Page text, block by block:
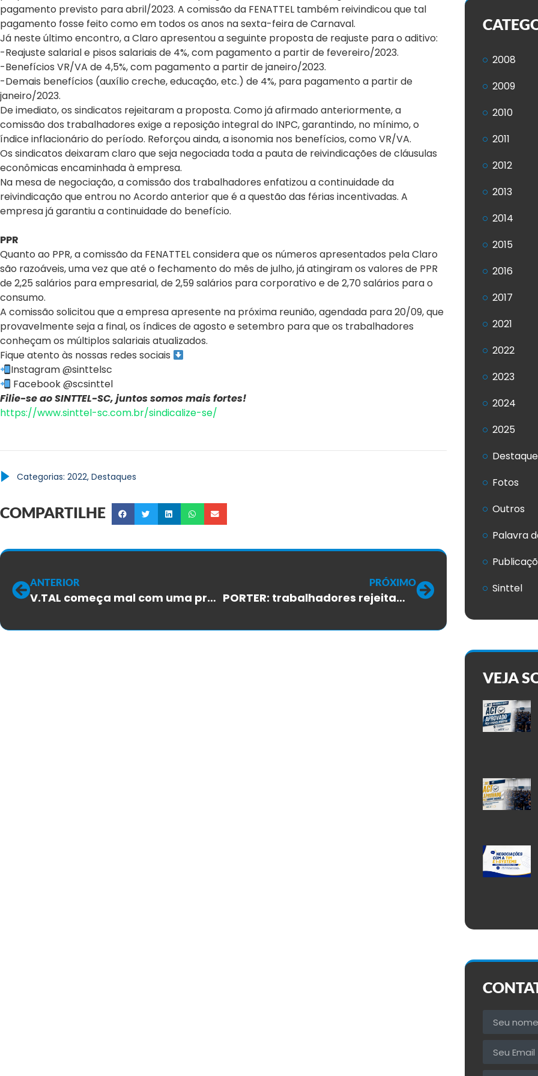
pagamento previsto para abril/2023. A comissão da FENATTEL também reivindicou que tal
pagamento fosse feito como em todos os anos na sexta-feira de Carnaval.
Já neste último encontro, a Claro apresentou a seguinte proposta de reajuste para o aditivo:
-Reajuste salarial e pisos salariais de 4%, com pagamento a partir de fevereiro/2023.
-Benefícios VR/VA de 4,5%, com pagamento a partir de janeiro/2023.
-Demais benefícios (auxílio creche, educação, etc.) de 4%, para pagamento a partir de
janeiro/2023.
De imediato, os sindicatos rejeitaram a proposta. Como já afirmado anteriormente, a
comissão dos trabalhadores exige a reposição integral do INPC, garantindo, no mínimo, o
índice inflacionário do período. Reforçou ainda, a isonomia nos benefícios, como VR/VA.
Os sindicatos deixaram claro que seja negociada toda a pauta de reivindicações de cláusulas
econômicas encaminhada à empresa.
Na mesa de negociação, a comissão dos trabalhadores enfatizou a continuidade da
reivindicação que entrou no Acordo anterior que é a questão das férias incentivadas. A
empresa já garantiu a continuidade do benefício.
PPR
Quanto ao PPR, a comissão da FENATTEL considera que os números apresentados pela Claro
são razoáveis, uma vez que até o fechamento do mês de julho, já atingiram os valores de PPR
de 2,25 salários para empresarial, de 2,59 salários para corporativo e de 2,70 salários para o
consumo.
A comissão solicitou que a empresa apresente na próxima reunião, agendada para 20/09, que
provavelmente seja a final, os índices de agosto e setembro para que os trabalhadores
conheçam os múltiplos salariais atualizados.
Fique atento às nossas redes sociais
Instagram @sinttelsc
Facebook @scsinttel
Filie-se ao SINTTEL-SC, juntos somos mais fortes!
https://www.sinttel-sc.com.br/sindicalize-se/
Categorias: 2022, Destaques
COMPARTILHE
ANTERIOR
V.TAL começa mal com uma proposta ridícula para a CCT de rede neutra
PRÓXIMO
PORTER: trabalhadores rejeitam proposta do ACT 2022/2023
2008
2009
2010
2011
2012
2013
2014
2015
2016
2017
2021
2022
2023
2024
2025
Fotos
Outros
Palavra
Sinttel
VEJA